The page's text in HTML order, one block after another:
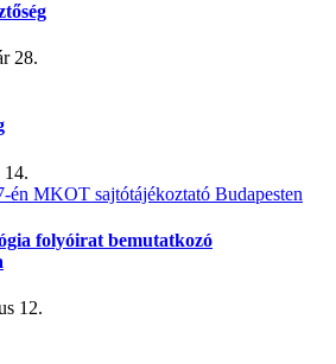
28.
14.
folyóirat bemutatkozó
12.